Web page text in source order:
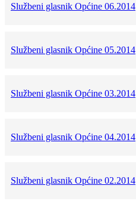
Službeni glasnik Općine 06.2014
Službeni glasnik Općine 05.2014
Službeni glasnik Općine 03.2014
Službeni glasnik Općine 04.2014
Službeni glasnik Općine 02.2014